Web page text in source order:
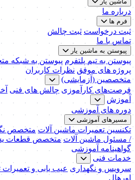
درباره ما
فرم ها
ثبت درخواست ثبت چالش
تماس با ما
پیوستن به ماشین یار
پیوستن به تیم پلتفرم پیوستن به شبکه
پروژه های موفق نظرات کاربران
متخصصین (آزمایشی)
فرصت‌های کارآموزی چالش های فنی
آموزش
دوره های آموزشی
مسیرهای آموزشی
تکنسین تعمیرات ماشین آلات متخصص
/ مسئول ماشین آلات متخصص قطعات
گواهینامه آموزشی
خدمات فنی
سرویس و نگهداری عیب یابی و
اورهال